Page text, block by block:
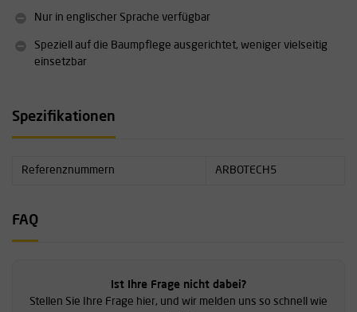
Autor: Paul Hanson
Tree Work at Height (ICoP)
Nur in englischer Sprache verfügbar
Speziell auf die Baumpflege ausgerichtet, weniger vielseitig
einsetzbar
Spezifikationen
Referenznummern ARBOTECH5
FAQ
Ist Ihre Frage nicht dabei?
Stellen Sie Ihre Frage hier, und wir melden uns so schnell wie